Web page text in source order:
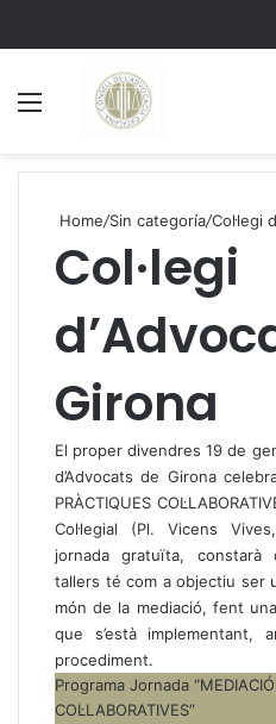
Home/Sin categoría/Col·legi
Col·legi
Girona
El proper divendres 19 de
d’Advocats de Girona
PRÀCTIQUES
Col·legial (Pl. Vicens
jornada gratuïta,
tallers té com a objectiu ser
món de la mediació, fent
que s’està implementant,
procediment.
Programa Jornada
COL·LABORATIVES”